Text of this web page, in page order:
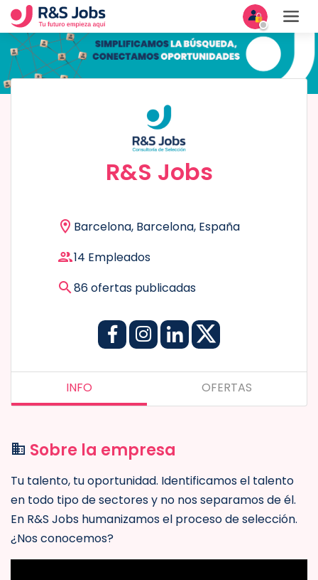
R&S Jobs
Barcelona, Barcelona, España
14 Empleados
86 ofertas publicadas
INFO OFERTAS
Sobre la empresa
Tu talento, tu oportunidad. Identificamos el talento
en todo tipo de sectores y no nos separamos de él.
En R&S Jobs humanizamos el proceso de selección.
¿Nos conocemos?